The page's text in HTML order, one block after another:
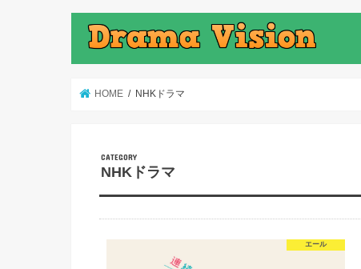
HOME NHKドラマ
NHKドラマ
エール